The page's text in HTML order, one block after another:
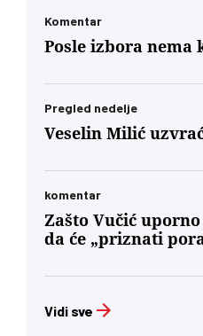
verovatno
Mađara u
usidrena u 21.
toksične
Komentar
Posle izbora nema
Pregled nedelje
Veselin Milić
komentar
Zašto Vučić
da će „priznati
Vidi sve